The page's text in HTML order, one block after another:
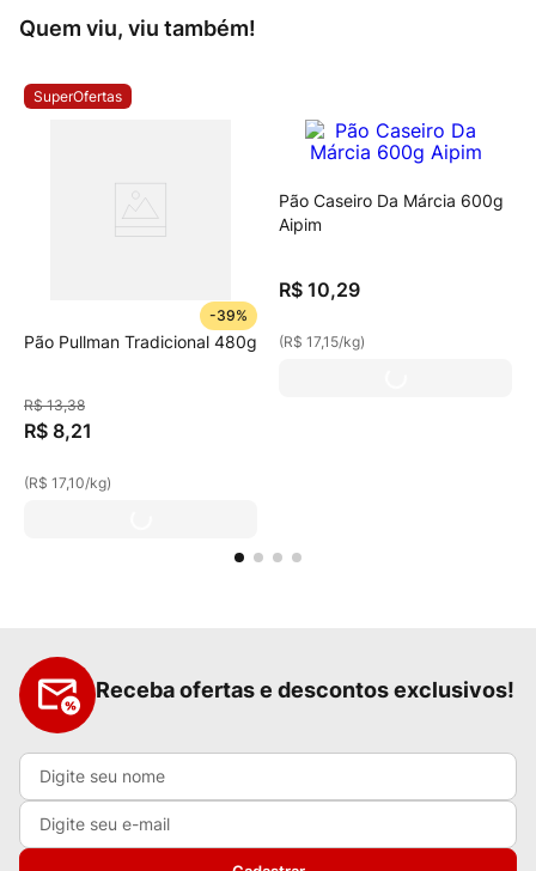
Quem viu, viu também!
SuperOfertas
-39%
Pão Pullman Tradicional 480g
R$ 13,38
R$ 8,21
(R$ 17,10/kg)
Pão Caseiro Da Márcia 600g
Aipim
R$ 10,29
(R$ 17,15/kg)
Receba ofertas e descontos exclusivos!